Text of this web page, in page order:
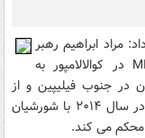
مراد ابراهیم رهبر
جبهه آزادیبخش اسلامی مورو موسوم به MILF در کوالالامپور به
در جنوب فیلیپین و از
ناتوانی قانونگذاران در تصویب قرارداد صلحی که در سال ۲۰۱۴ با شورشیان
محکم می کند.